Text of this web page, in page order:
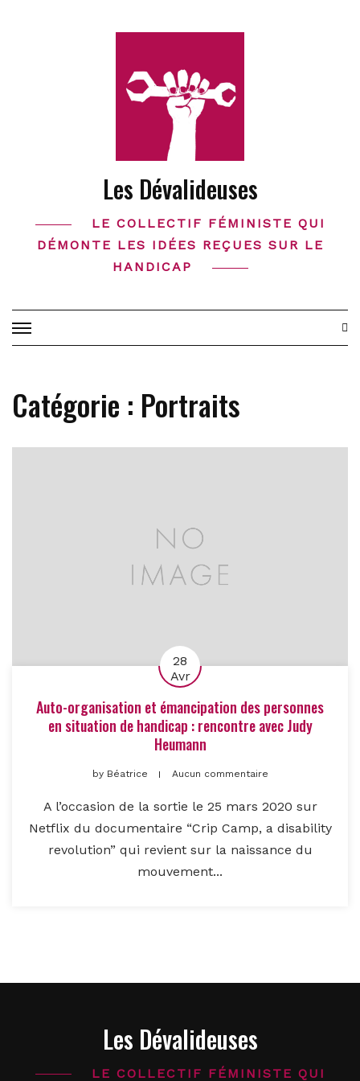
Les Dévalideuses
LE COLLECTIF FÉMINISTE QUI
DÉMONTE LES IDÉES REÇUES SUR LE
HANDICAP
Catégorie : Portraits
28
Avr
Auto-organisation et émancipation des personnes
en situation de handicap : rencontre avec Judy
Heumann
byBéatrice Aucun commentaire
A l’occasion de la sortie le 25 mars 2020 sur
Netflix du documentaire “Crip Camp, a disability
revolution” qui revient sur la naissance du
mouvement...
Les Dévalideuses
LE COLLECTIF FÉMINISTE QUI